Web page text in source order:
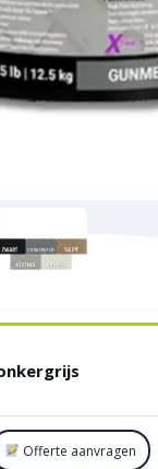
Offerte aanvragen